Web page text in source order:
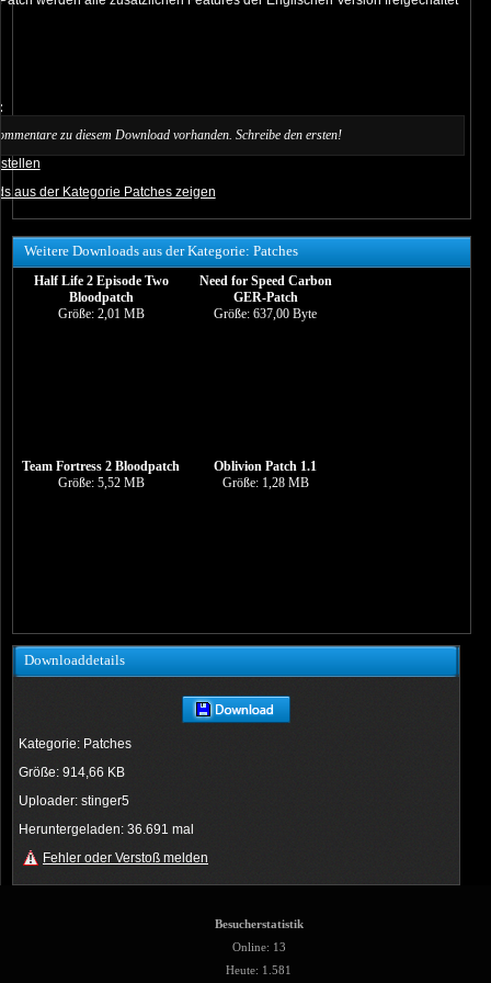
zu diesem Download vorhanden. Schreibe den ersten!
aus der Kategorie Patches zeigen
Weitere Downloads aus der Kategorie: Patches
Half Life 2 Episode Two
Bloodpatch
Größe: 2,01 MB
Need for Speed Carbon
GER-Patch
Größe: 637,00 Byte
Team Fortress 2 Bloodpatch
Größe: 5,52 MB
Oblivion Patch 1.1
Größe: 1,28 MB
Downloaddetails
Kategorie: Patches
Größe: 914,66 KB
Uploader: stinger5
Heruntergeladen: 36.691 mal
Fehler oder Verstoß melden
Besucherstatistik
Online: 13
Heute: 1.581